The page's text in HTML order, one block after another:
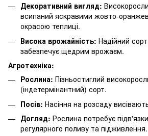
Декоративний вигляд:
всипаний яскравими жовто-
окрасою теплиці.
Висока врожайність: Надійний
забезпечує щедрим врожаєм.
Агротехніка:
Рослина: Пізньостиглий
(індетермінантний) сорт.
Посів: Насіння на розсаду висівають
Догляд: Рослина потребує
регулярного поливу та підживлення.